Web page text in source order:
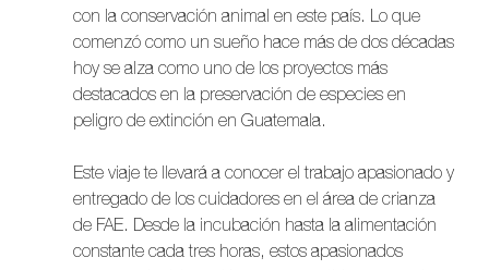
con la conservación animal en este país. Lo que
comenzó como un sueño hace más de dos décadas
hoy se alza como uno de los proyectos más
destacados en la preservación de especies en
peligro de extinción en Guatemala.
Este viaje te llevará a conocer el trabajo apasionado y
entregado de los cuidadores en el área de crianza
de FAE. Desde la incubación hasta la alimentación
constante cada tres horas, estos apasionados